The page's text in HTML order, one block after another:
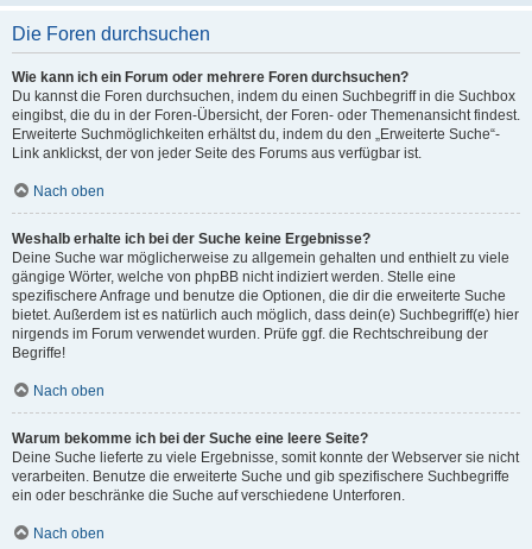
Die Foren durchsuchen
Wie kann ich ein Forum oder mehrere Foren durchsuchen?
Du kannst die Foren durchsuchen, indem du einen Suchbegriff in die Suchbox
eingibst, die du in der Foren-Übersicht, der Foren- oder Themenansicht findest.
Erweiterte Suchmöglichkeiten erhältst du, indem du den „Erweiterte Suche“-
Link anklickst, der von jeder Seite des Forums aus verfügbar ist.
Nach oben
Weshalb erhalte ich bei der Suche keine Ergebnisse?
Deine Suche war möglicherweise zu allgemein gehalten und enthielt zu viele
gängige Wörter, welche von phpBB nicht indiziert werden. Stelle eine
spezifischere Anfrage und benutze die Optionen, die dir die erweiterte Suche
bietet. Außerdem ist es natürlich auch möglich, dass dein(e) Suchbegriff(e) hier
nirgends im Forum verwendet wurden. Prüfe ggf. die Rechtschreibung der
Begriffe!
Nach oben
Warum bekomme ich bei der Suche eine leere Seite?
Deine Suche lieferte zu viele Ergebnisse, somit konnte der Webserver sie nicht
verarbeiten. Benutze die erweiterte Suche und gib spezifischere Suchbegriffe
ein oder beschränke die Suche auf verschiedene Unterforen.
Nach oben